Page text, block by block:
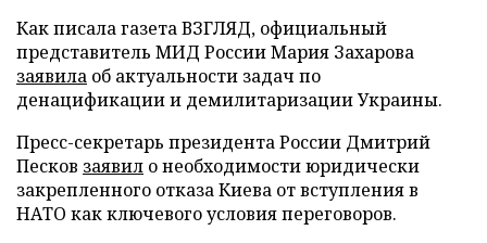
Как писала газета ВЗГЛЯД, официальный
представитель МИД России Мария Захарова
заявила об актуальности задач по
денацификации и демилитаризации Украины.
Пресс-секретарь президента России Дмитрий
Песков заявил о необходимости юридически
закрепленного отказа Киева от вступления в
НАТО как ключевого условия переговоров.